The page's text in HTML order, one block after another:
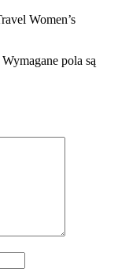
Women’s
Wymagane pola są